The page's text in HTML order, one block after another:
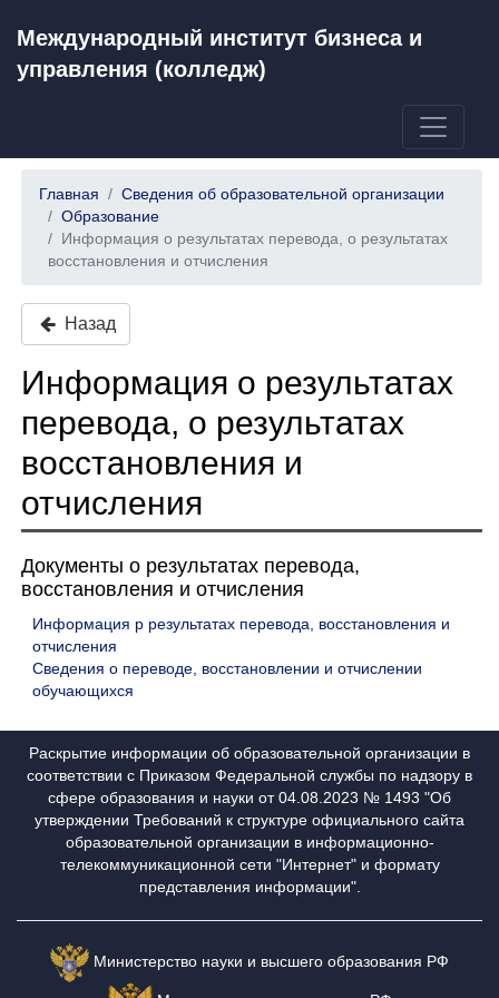
Международный институт бизнеса и
управления (колледж)
Главная
Сведения об образовательной организации
Образование
Информация о результатах перевода, о результатах
восстановления и отчисления
Назад
Информация о результатах
перевода, о результатах
восстановления и
отчисления
Документы о результатах перевода,
восстановления и отчисления
Информация р результатах перевода, восстановления и
отчисления
Сведения о переводе, восстановлении и отчислении
обучающихся
Раскрытие информации об образовательной организации в
соответствии с Приказом Федеральной службы по надзору в
сфере образования и науки от 04.08.2023 № 1493 "Об
утверждении Требований к структуре официального сайта
образовательной организации в информационно-
телекоммуникационной сети "Интернет" и формату
представления информации".
Министерство науки и высшего образования РФ